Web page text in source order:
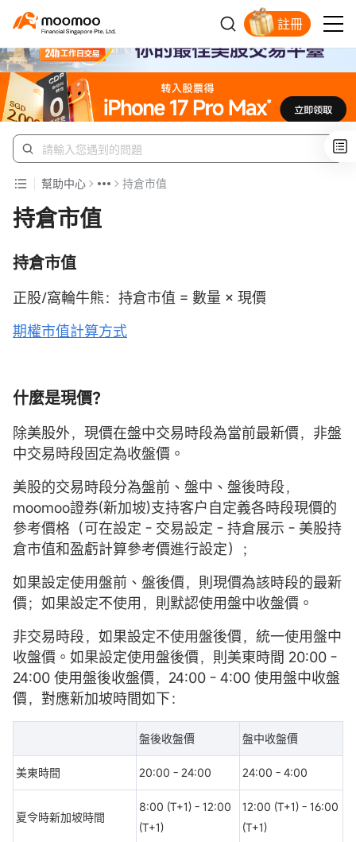
註冊
幫助中心 持倉市值
持倉市值
持倉市值
正股/窩輪牛熊：持倉市值 = 數量 × 現價
期權市值計算方式
什麼是現價？
除美股外，現價在盤中交易時段為當前最新價，非盤
中交易時段固定為收盤價。
美股的交易時段分為盤前、盤中、盤後時段，
moomoo證券(新加坡)支持客户自定義各時段現價的
參考價格（可在設定 - 交易設定 - 持倉展示 - 美股持
倉市值和盈虧計算參考價進行設定）；
如果設定使用盤前、盤後價，則現價為該時段的最新
價；如果設定不使用，則默認使用盤中收盤價。
非交易時段，如果設定不使用盤後價，統一使用盤中
收盤價。如果設定使用盤後價，則美東時間 20:00 -
24:00 使用盤後收盤價，24:00 - 4:00 使用盤中收盤
價，對應新加坡時間如下：
盤後收盤價 盤中收盤價
美東時間 20:00 - 24:00 24:00 - 4:00
夏令時新加坡時間
8:00 (T+1) - 12:00
(T+1)
12:00 (T+1) - 16:00
(T+1)